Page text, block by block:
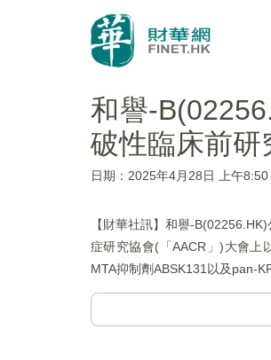
和譽-
破性臨床前研
日期：2025年4月28日 上午8:50
【財華社訊】和譽-
症研究協會(「AACR」)大會上
MTA抑制劑ABSK131以及pan-